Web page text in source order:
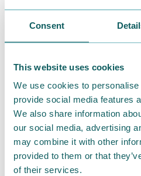
Consent
This website uses cookies
We use cookies to
provide social media features
We also share information
our social media, advertising
may combine it with other
provided to them or that
of their services.
ファブリックボックス2個
日用品のストックやタオル
活躍。
使わない時はコンパクトにた
き取れるラミネート加工でお